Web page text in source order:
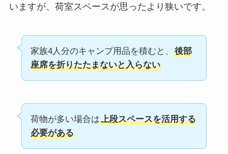
いますが、荷室スペースが思ったより狭いです。
家族4人分のキャンプ用品を積むと、
後部
座席を折りたたまないと入らない
荷物が多い場合は上段スペースを活用する
必要がある